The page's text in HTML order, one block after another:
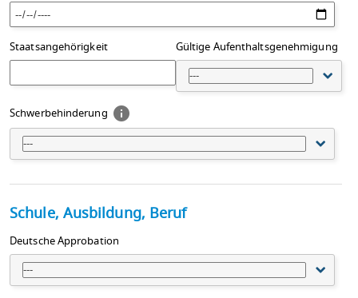
Staatsangehörigkeit Gültige Aufenthaltsgenehmigung
---
Schwerbehinderung
---
Schule, Ausbildung, Beruf
Deutsche Approbation
---